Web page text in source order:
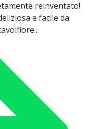
reinventato!
e facile da